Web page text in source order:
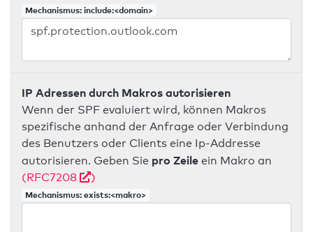
Mechanismus: include:<domain>
IP Adressen durch Makros autorisieren
Wenn der SPF evaluiert wird, können Makros
spezifische anhand der Anfrage oder Verbindung
des Benutzers oder Clients eine Ip-Addresse
autorisieren. Geben Sie pro Zeile ein Makro an
(RFC7208
)
Mechanismus: exists:<makro>